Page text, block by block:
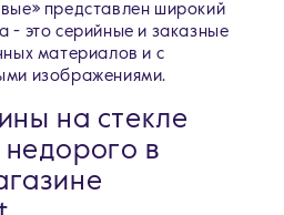
представлен широкий
- это серийные и заказные
материалов и с
изображениями.
на стекле
в